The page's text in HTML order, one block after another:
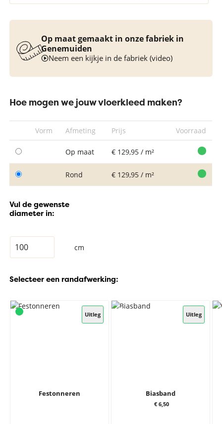
Op maat gemaakt in onze fabriek in
Genemuiden
Neem een kijkje in de fabriek (video)
Hoe mogen we jouw vloerkleed maken?
Vorm Afmeting Prijs Voorraad
Op maat € 129,95 / m²
Rond € 129,95 / m²
Vul de gewenste
diameter in:
cm
Selecteer een randafwerking:
Uitleg
Festonneren
Uitleg
Biasband
€ 6,50